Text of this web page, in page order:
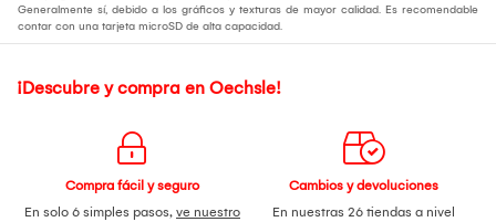
Generalmente sí, debido a los gráficos y texturas de mayor calidad. Es recomendable
contar con una tarjeta microSD de alta capacidad.
¡Descubre y compra en Oechsle!
Compra fácil y seguro
En solo 6 simples pasos, ve nuestro
Cambios y devoluciones
En nuestras 26 tiendas a nivel